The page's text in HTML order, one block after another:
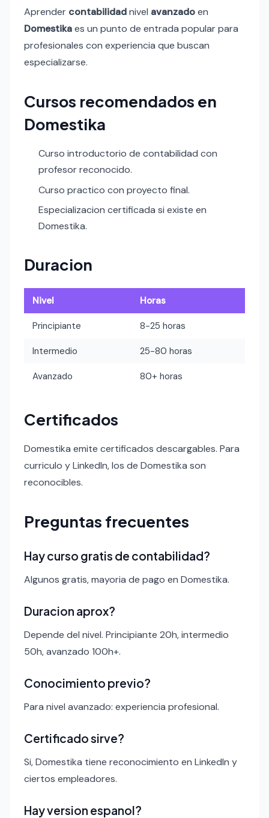
Aprender contabilidadnivel avanzadoen
Domestikaes un punto de entrada popular para
profesionales con experiencia que buscan
especializarse.
Cursos recomendados en
Domestika
Curso introductorio de contabilidad con
profesor reconocido.
Curso practico con proyecto final.
Especializacion certificada si existe en
Domestika.
Duracion
Nivel Horas
Principiante 8-25 horas
Intermedio 25-80 horas
Avanzado 80+ horas
Certificados
Domestika emite certificados descargables. Para
curriculo y LinkedIn, los de Domestika son
reconocibles.
Preguntas frecuentes
Hay curso gratis de contabilidad?
Algunos gratis, mayoria de pago en Domestika.
Duracion aprox?
Depende del nivel. Principiante 20h, intermedio
50h, avanzado 100h+.
Conocimiento previo?
Para nivel avanzado: experiencia profesional.
Certificado sirve?
Si, Domestika tiene reconocimiento en LinkedIn y
ciertos empleadores.
Hay version espanol?